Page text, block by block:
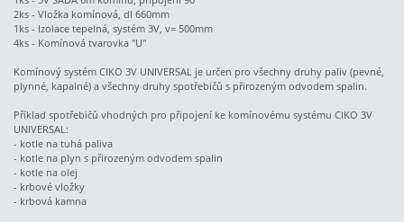
2ks - Vložka komínová, dl 660mm
1ks - Izolace tepelná, systém 3V, v= 500mm
4ks - Komínová tvarovka "U"
Komínový systém CIKO 3V UNIVERSAL je určen pro všechny druhy paliv (pevné,
plynné, kapalné) a všechny druhy spotřebičů s přirozeným odvodem spalin.
Příklad spotřebičů vhodných pro připojení ke komínovému systému CIKO 3V
UNIVERSAL:
- kotle na tuhá paliva
- kotle na plyn s přirozeným odvodem spalin
- kotle na olej
- krbové vložky
- krbová kamna